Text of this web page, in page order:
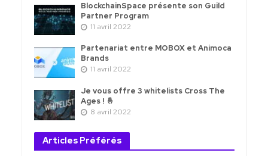
BlockchainSpace présente son Guild
Partner Program
11 avril 2022
Partenariat entre MOBOX et Animoca
Brands
11 avril 2022
Je vous offre 3 whitelists Cross The
Ages ! 🤞
8 avril 2022
Articles Préférés